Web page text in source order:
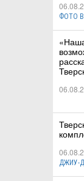
ФОТО
ДЖИУ-